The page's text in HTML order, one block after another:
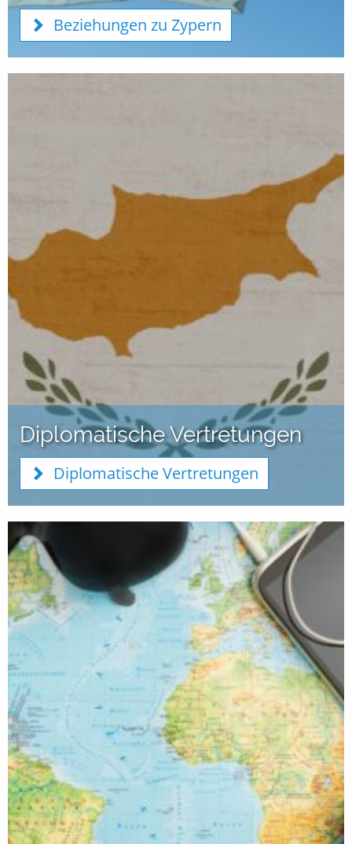
Beziehungen zu Zypern
Diplomatische Vertretungen
Diplomatische Vertretungen